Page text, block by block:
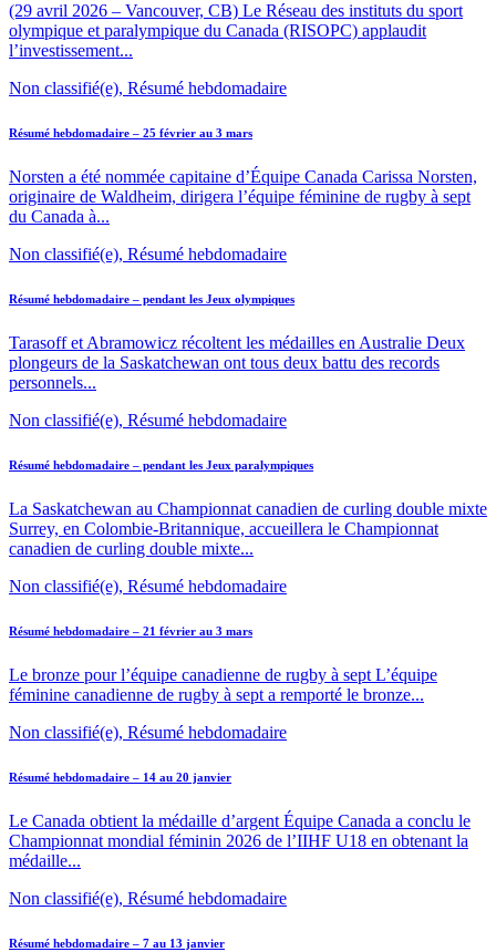
(29 avril 2026 – Vancouver, CB) Le Réseau des instituts du sport
olympique et paralympique du Canada (RISOPC) applaudit
l’investissement...
Non classifié(e), Résumé hebdomadaire
Résumé hebdomadaire – 25 février au 3 mars
Norsten a été nommée capitaine d’Équipe Canada Carissa Norsten,
originaire de Waldheim, dirigera l’équipe féminine de rugby à sept
du Canada à...
Non classifié(e), Résumé hebdomadaire
Résumé hebdomadaire – pendant les Jeux olympiques
Tarasoff et Abramowicz récoltent les médailles en Australie Deux
plongeurs de la Saskatchewan ont tous deux battu des records
personnels...
Non classifié(e), Résumé hebdomadaire
Résumé hebdomadaire – pendant les Jeux paralympiques
La Saskatchewan au Championnat canadien de curling double mixte
Surrey, en Colombie-Britannique, accueillera le Championnat
canadien de curling double mixte...
Non classifié(e), Résumé hebdomadaire
Résumé hebdomadaire – 21 février au 3 mars
Le bronze pour l’équipe canadienne de rugby à sept L’équipe
féminine canadienne de rugby à sept a remporté le bronze...
Non classifié(e), Résumé hebdomadaire
Résumé hebdomadaire – 14 au 20 janvier
Le Canada obtient la médaille d’argent Équipe Canada a conclu le
Championnat mondial féminin 2026 de l’IIHF U18 en obtenant la
médaille...
Non classifié(e), Résumé hebdomadaire
Résumé hebdomadaire – 7 au 13 janvier